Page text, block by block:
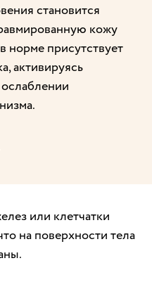
становится
кожу
норме присутствует
активируясь
или клетчатки
на поверхности тела